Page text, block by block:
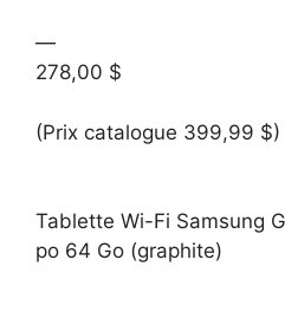
—
278,00 $
(Prix catalogue 399,99 $)
Tablette Wi-Fi Samsung
po 64 Go (graphite)